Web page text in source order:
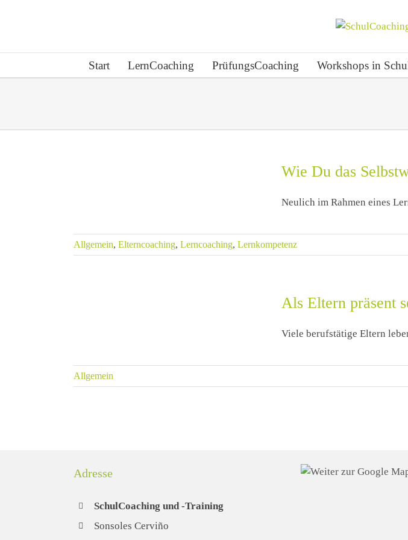
Start LernCoaching PrüfungsCoaching Workshops in
Wie Du das
Neulich im Rahmen eines
Allgemein, Elterncoaching, Lerncoaching, Lernkompetenz
Als Eltern präsent
Viele berufstätige Eltern
Allgemein
Adresse
SchulCoaching und -Training
Sonsoles Cerviño